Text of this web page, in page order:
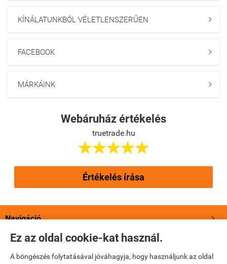
Ez az oldal cookie-kat használ.
A böngészés folytatásával jóváhagyja, hogy használjunk az oldal
KÍNÁLATUNKBÓL VÉLETLENSZERŰEN 
FACEBOOK 
MÁRKÁINK 
Webáruház értékelés
truetrade.hu

Értékelés írása
Navigáció 
Saját fiók